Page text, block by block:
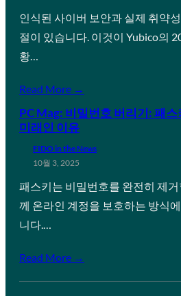
인식된 사이버 보안과 실제 취약
절이 있습니다. 이것이 Yubico의
황…
Read More →
PC Mag: 비밀번호 버리기: 패
미래인 이유
FIDO in the News
10월 3, 2025
패스키는 비밀번호를 완전히 제
께 온라인 계정을 보호하는 방식
니다.…
Read More →